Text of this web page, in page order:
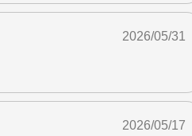
2026/05/31
2026/05/17